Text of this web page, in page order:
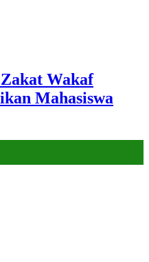
Wakaf
Mahasiswa